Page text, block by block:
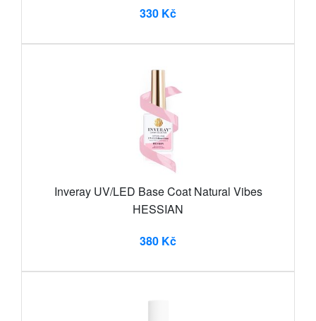
330 Kč
Inveray UV/LED Base Coat Natural Vibes
HESSIAN
380 Kč